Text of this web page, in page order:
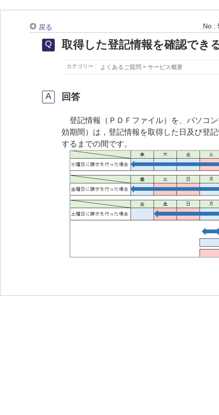
戻る No :
取得した登記情報を確認でき
カテゴリー : よくあるご質問 > サービス概要
回答
登記情報（ＰＤＦファイル）を、パソコ
効期間）は，登記情報を取得した日及び登
するまでの間です。